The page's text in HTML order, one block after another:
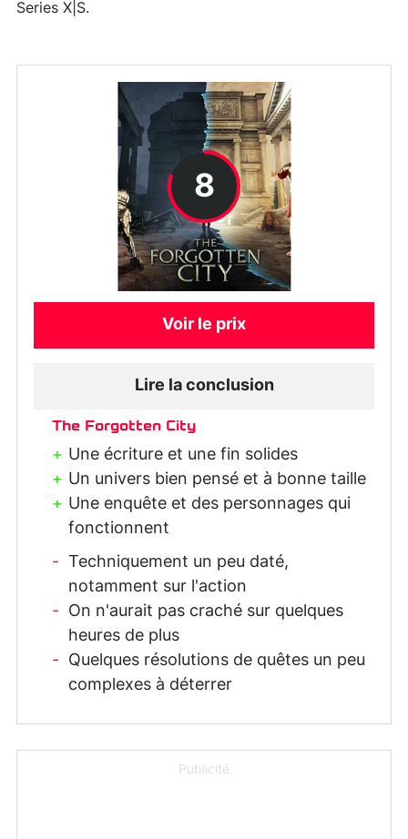
Series X|S.
8
Voir le prix
Lire la conclusion
The Forgotten City
Une écriture et une fin solides
Un univers bien pensé et à bonne taille
Une enquête et des personnages qui
fonctionnent
Techniquement un peu daté,
notamment sur l'action
On n'aurait pas craché sur quelques
heures de plus
Quelques résolutions de quêtes un peu
complexes à déterrer
Publicité